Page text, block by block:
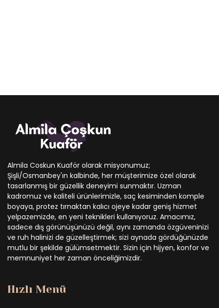
Almila Coskun Kuaför olarak misyonumuz;
Şişli/Osmanbey'ın kalbinde, her müşterimize özel olarak
tasarlanmış bir güzellik deneyimi sunmaktır. Uzman
kadromuz ve kaliteli ürünlerimizle, saç kesiminden komple
boyaya, protez tırnaktan kalıcı ojeye kadar geniş hizmet
yelpazemizde, en yeni teknikleri kullanıyoruz. Amacımız,
sadece dış görünüşünüzü değil, aynı zamanda özgüveninizi
ve ruh halinizi de güzelleştirmek; sizi aynada gördüğünüzde
mutlu bir şekilde gülümsetmektir. Sizin için hijyen, konfor ve
memnuniyet her zaman önceliğimizdir.
Hızlı Menü